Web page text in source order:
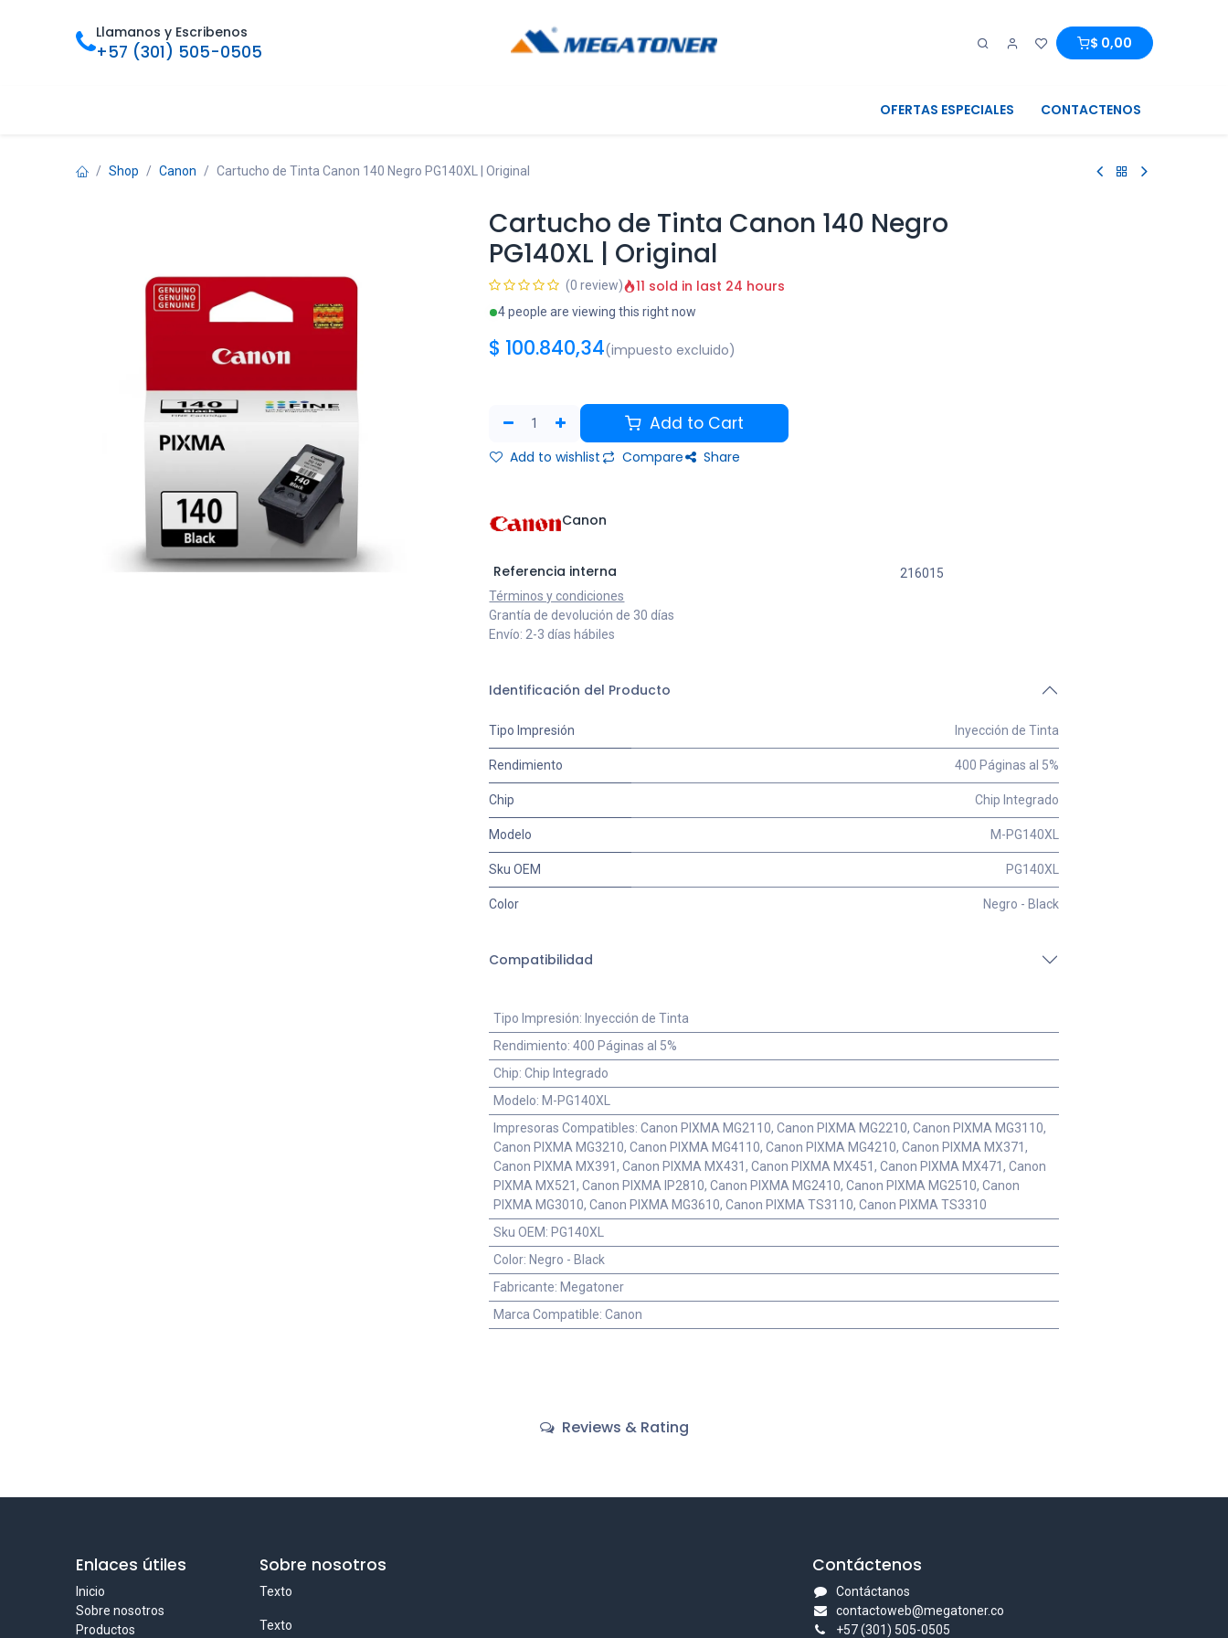
Llamanos y Escribenos
+57 (301) 505-0505 $ 0,00
OFERTAS ESPECIALES CONTACTENOS
Shop Canon Cartucho de Tinta Canon 140 Negro PG140XL | Original
Cartucho de Tinta Canon 140 Negro
PG140XL | Original
(0 review) 11 sold in last 24 hours
4 people are viewing this right now
$ 100.840,34(impuesto excluido)
Add to Cart
Add to wishlist Compare Share
Canon
Referencia interna
216015
Términos y condiciones
Grantía de devolución de 30 días
Envío: 2-3 días hábiles
Identificación del Producto
Tipo Impresión Inyección de Tinta
Rendimiento 400 Páginas al 5%
Chip Chip Integrado
Modelo M-PG140XL
Sku OEM PG140XL
Color Negro - Black
Compatibilidad
Tipo Impresión: Inyección de Tinta
Rendimiento:400 Páginas al 5%
Chip:Chip Integrado
Modelo: M-PG140XL
Impresoras Compatibles:Canon PIXMA MG2110, Canon PIXMA MG2210, Canon PIXMA MG3110,
Canon PIXMA MG3210, Canon PIXMA MG4110, Canon PIXMA MG4210, Canon PIXMA MX371,
Canon PIXMA MX391, Canon PIXMA MX431, Canon PIXMA MX451, Canon PIXMA MX471, Canon
PIXMA MX521, Canon PIXMA IP2810, Canon PIXMA MG2410, Canon PIXMA MG2510, Canon
PIXMA MG3010, Canon PIXMA MG3610, Canon PIXMA TS3110, Canon PIXMA TS3310
Sku OEM: PG140XL
Color: Negro - Black
Fabricante: Megatoner
Marca Compatible:Canon
Reviews & Rating
Enlaces útiles
Inicio
Sobre nosotros
Productos
Sobre nosotros
Texto
Texto
Contáctenos
Contáctanos
contactoweb@megatoner.co
+57 (301) 505-0505